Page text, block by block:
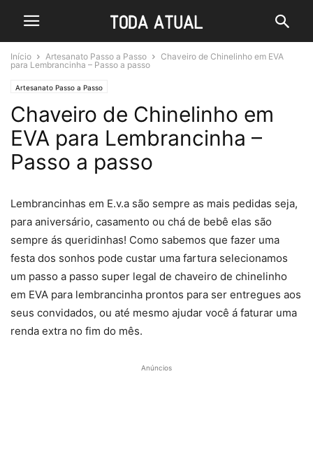
Início Artesanato Passo a Passo
Chaveiro de Chinelinho em EVA
para Lembrancinha – Passo a passo
Artesanato Passo a Passo
Chaveiro de Chinelinho em
EVA para Lembrancinha –
Passo a passo
Lembrancinhas em E.v.a são sempre as mais pedidas seja,
para aniversário, casamento ou chá de bebê elas são
sempre ás queridinhas! Como sabemos que fazer uma
festa dos sonhos pode custar uma fartura selecionamos
um passo a passo super legal de chaveiro de chinelinho
em EVA para lembrancinha prontos para ser entregues aos
seus convidados, ou até mesmo ajudar você á faturar uma
renda extra no fim do mês.
Anúncios